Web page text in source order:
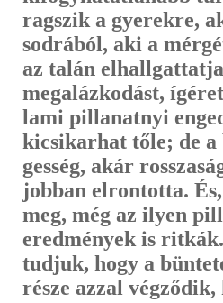
ragszik a gyerekre,
sodrából, aki a
az talán
megalázkodást,
lami pillanatnyi
kicsikarhat tőle; de
gesség, akár
jobban elrontotta.
meg, még az ilyen
eredmények is
tudjuk, hogy a
része azzal